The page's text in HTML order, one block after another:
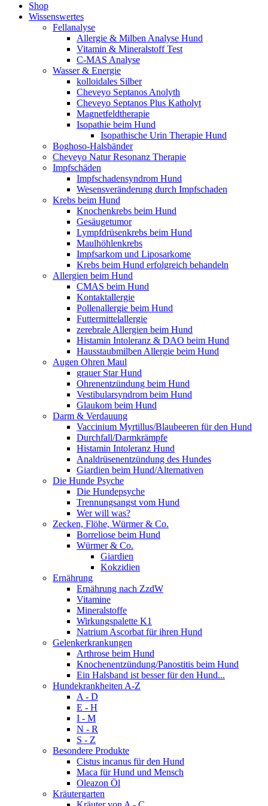
Shop
Wissenswertes
Fellanalyse
Allergie & Milben Analyse Hund
Vitamin & Mineralstoff Test
C-MAS Analyse
Wasser & Energie
kolloidales Silber
Cheveyo Septanos Anolyth
Cheveyo Septanos Plus Katholyt
Magnetfeldtherapie
Isopathie beim Hund
Isopathische Urin Therapie Hund
Boghoso-Halsbänder
Cheveyo Natur Resonanz Therapie
Impfschäden
Impfschadensyndrom Hund
Wesensveränderung durch Impfschaden
Krebs beim Hund
Knochenkrebs beim Hund
Gesäugetumor
Lympfdrüsenkrebs beim Hund
Maulhöhlenkrebs
Impfsarkom und Liposarkome
Krebs beim Hund erfolgreich behandeln
Allergien beim Hund
CMAS beim Hund
Kontaktallergie
Pollenallergie beim Hund
Futtermittelallergie
zerebrale Allergien beim Hund
Histamin Intoleranz & DAO beim Hund
Hausstaubmilben Allergie beim Hund
Augen Ohren Maul
grauer Star Hund
Ohrenentzündung beim Hund
Vestibularsyndrom beim Hund
Glaukom beim Hund
Darm & Verdauung
Vaccinium Myrtillus/Blaubeeren für den Hund
Durchfall/Darmkrämpfe
Histamin Intoleranz Hund
Analdrüsenentzündung des Hundes
Giardien beim Hund/Alternativen
Die Hunde Psyche
Die Hundepsyche
Trennungsangst vom Hund
Wer will was?
Zecken, Flöhe, Würmer & Co.
Borreliose beim Hund
Würmer & Co.
Giardien
Kokzidien
Ernährung
Ernährung nach ZzdW
Vitamine
Mineralstoffe
Wirkungspalette K1
Natrium Ascorbat für ihren Hund
Gelenkerkrankungen
Arthrose beim Hund
Knochenentzündung/Panostitis beim Hund
Ein Halsband ist besser für den Hund...
Hundekrankheiten A-Z
A - D
E - H
I - M
N - R
S - Z
Besondere Produkte
Cistus incanus für den Hund
Maca für Hund und Mensch
Oleazon Öl
Kräutergarten